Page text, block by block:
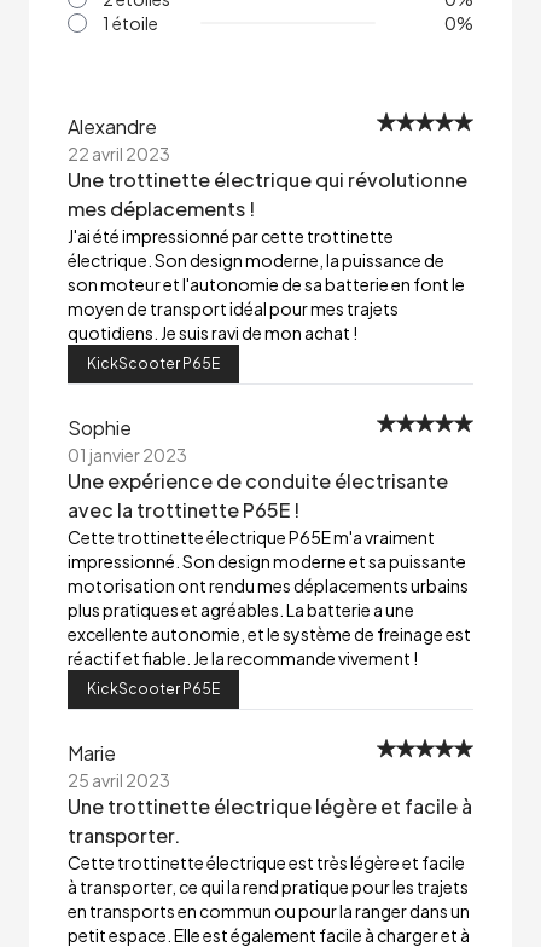
1 étoile
0%
Alexandre
22 avril 2023
Une trottinette électrique qui révolutionne
mes déplacements !
J'ai été impressionné par cette trottinette
électrique. Son design moderne, la puissance de
son moteur et l'autonomie de sa batterie en font le
moyen de transport idéal pour mes trajets
quotidiens. Je suis ravi de mon achat !
KickScooter P65E
Sophie
01 janvier 2023
Une expérience de conduite électrisante
avec la trottinette P65E !
Cette trottinette électrique P65E m'a vraiment
impressionné. Son design moderne et sa puissante
motorisation ont rendu mes déplacements urbains
plus pratiques et agréables. La batterie a une
excellente autonomie, et le système de freinage est
réactif et fiable. Je la recommande vivement !
KickScooter P65E
Marie
25 avril 2023
Une trottinette électrique légère et facile à
transporter.
Cette trottinette électrique est très légère et facile
à transporter, ce qui la rend pratique pour les trajets
en transports en commun ou pour la ranger dans un
petit espace. Elle est également facile à charger et à